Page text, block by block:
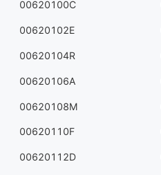
00620100C
00620102E
00620104R
00620106A
00620108M
00620110F
00620112D